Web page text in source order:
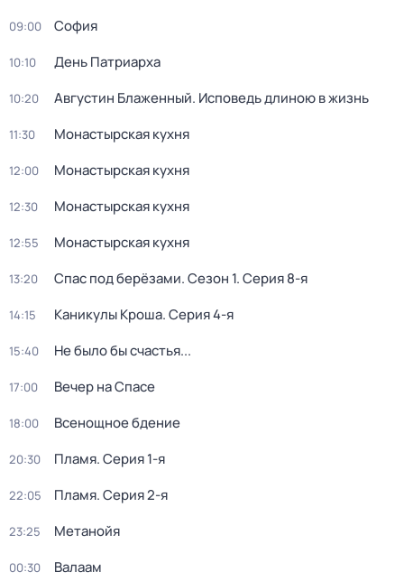
09:00 София
10:10 День Патриарха
10:20 Августин Блаженный. Исповедь длиною в жизнь
11:30 Монастырская кухня
12:00 Монастырская кухня
12:30 Монастырская кухня
12:55 Монастырская кухня
13:20 Спас под берёзами. Сезон 1. Серия 8-я
14:15 Каникулы Кроша. Серия 4-я
15:40 Не было бы счастья...
17:00 Вечер на Спасе
18:00 Всенощное бдение
20:30 Пламя. Серия 1-я
22:05 Пламя. Серия 2-я
23:25 Метанойя
00:30 Валаам